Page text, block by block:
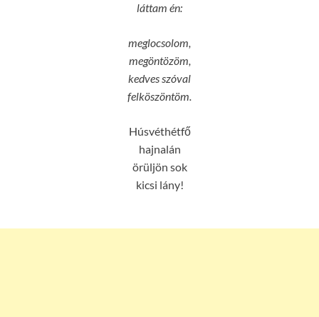
láttam én:
meglocsolom,
megöntözöm,
kedves szóval
felköszöntöm.
Húsvéthétfő
hajnalán
örüljön sok
kicsi lány!